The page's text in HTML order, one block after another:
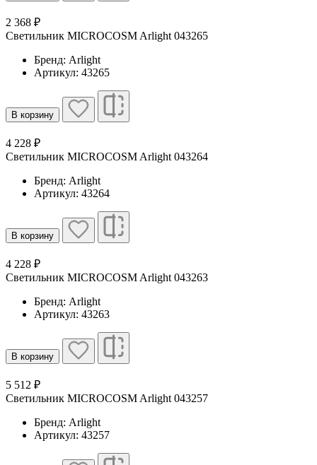
2 368 ₽
Светильник MICROCOSM Arlight 043265
Бренд: Arlight
Артикул: 43265
В корзину
4 228 ₽
Светильник MICROCOSM Arlight 043264
Бренд: Arlight
Артикул: 43264
В корзину
4 228 ₽
Светильник MICROCOSM Arlight 043263
Бренд: Arlight
Артикул: 43263
В корзину
5 512 ₽
Светильник MICROCOSM Arlight 043257
Бренд: Arlight
Артикул: 43257